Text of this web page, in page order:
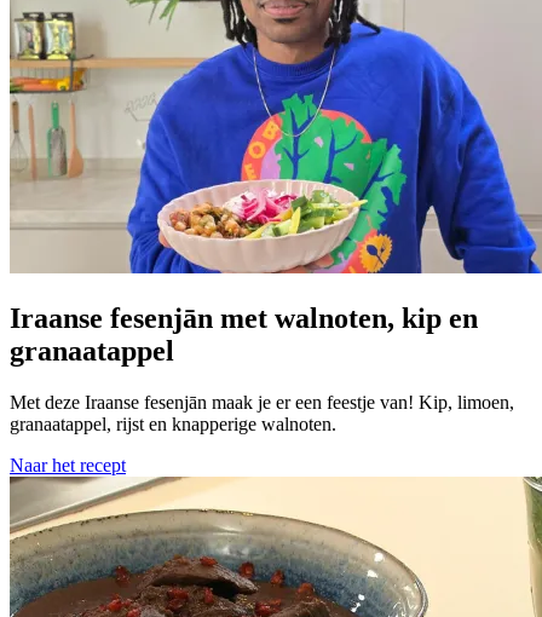
Iraanse fesenjān met walnoten, kip en
granaatappel
Met deze Iraanse fesenjān maak je er een feestje van! Kip, limoen,
granaatappel, rijst en knapperige walnoten.
Naar het recept